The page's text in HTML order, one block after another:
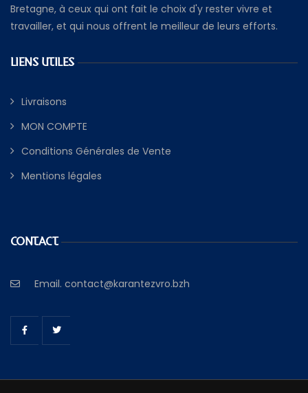
Bretagne, à ceux qui ont fait le choix d'y rester vivre et
travailler, et qui nous offrent le meilleur de leurs efforts.
LIENS UTILES
Livraisons
MON COMPTE
Conditions Générales de Vente
Mentions légales
CONTACT
Email. contact@karantezvro.bzh